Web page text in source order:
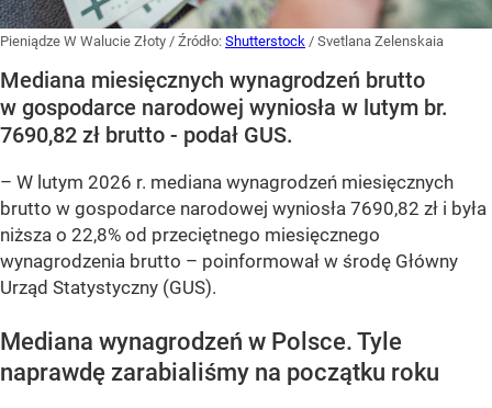
Pieniądze W Walucie Złoty / Źródło: Shutterstock / Svetlana Zelenskaia
Mediana miesięcznych wynagrodzeń brutto
w gospodarce narodowej wyniosła w lutym br.
7690,82 zł brutto - podał GUS.
– W lutym 2026 r. mediana wynagrodzeń miesięcznych
brutto w gospodarce narodowej wyniosła 7690,82 zł i była
niższa o 22,8% od przeciętnego miesięcznego
wynagrodzenia brutto – poinformował w środę Główny
Urząd Statystyczny (GUS).
Mediana wynagrodzeń w Polsce. Tyle
naprawdę zarabialiśmy na początku roku